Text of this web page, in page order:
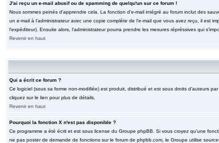
J'ai reçu un e-mail abusif ou de spamming de quelqu'un sur ce forum !
Nous sommes peinés d'apprendre cela. La fonction d'e-mail intégré au forum inclut des
un e-mail à l'administrateur avec une copie complète de l'e-mail que vous avez reçu, il est
l'expéditeur). Ensuite alors, l'administrateur pourra prendre les mesures répréssives qui
Revenir en haut
Qui a écrit ce forum ?
Ce logiciel (sous sa forme non-modifiée) est produit, distribué et est sous droits d'auteurs
cliquez sur le lien pour plus de détails.
Revenir en haut
Pourquoi la fonction X n'est pas disponible ?
Ce programme a été écrit et est sous license du Groupe phpBB. Si vous croyez qu'une
ne pas poster de demande de fonctions sur le forum de phpbb.com, le Groupe utilise